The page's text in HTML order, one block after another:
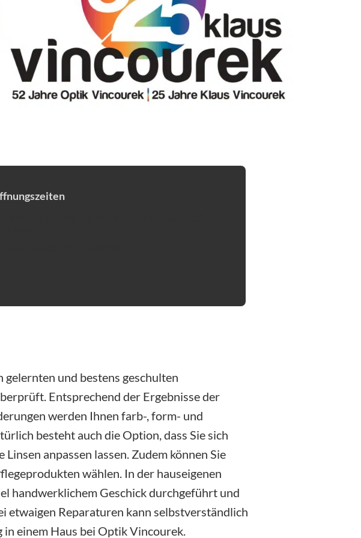
anzurufen)
und bestens geschulten
Entsprechend der Ergebnisse der
werden Ihnen farb-, form- und
besteht auch die Option, dass Sie sich
anpassen lassen. Zudem können Sie
wählen. In der hauseigenen
handwerklichem Geschick durchgeführt und
etwaigen Reparaturen kann selbstverständlich
einem Haus bei Optik Vincourek.